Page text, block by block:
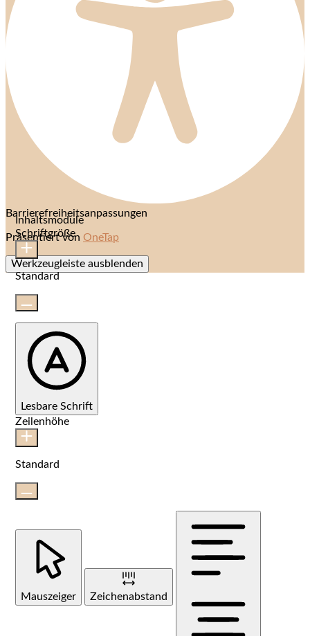
Barrierefreiheitsanpassungen
Präsentiert von OneTap
Werkzeugleiste ausblenden
Inhaltsmodule
Schriftgröße
Standard
Lesbare Schrift
Zeilenhöhe
Standard
Mauszeiger Zeichenabstand